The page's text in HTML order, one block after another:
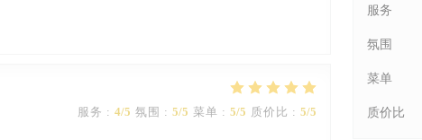
服务 : 4/5 氛围 : 5/5 菜单 : 5/5 质价比 : 5/5
服务
氛围
菜单
质价比